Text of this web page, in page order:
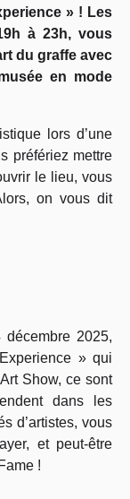
» ! Les
à 23h, vous
du graffe avec
en mode
lors d’une
préfériez mettre
le lieu, vous
on vous dit
2025,
» qui
Show, ce sont
dans les
d’artistes, vous
et peut-être
!